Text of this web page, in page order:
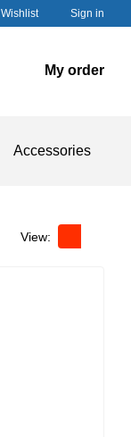
Wishlist Sign in
My order
Accessories
View: